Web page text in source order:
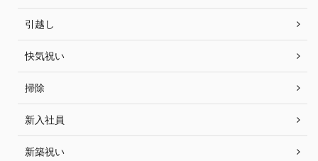
引越し
快気祝い
掃除
新入社員
新築祝い